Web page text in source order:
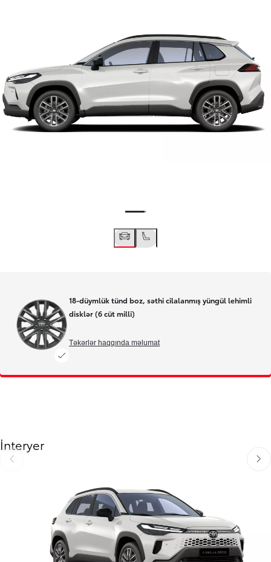
18-düymlük tünd boz, səthi cilalanmış yüngül lehimli
disklər (6 cüt milli)
Təkərlər haqqında məlumat
İnteryer
Əvvəlki